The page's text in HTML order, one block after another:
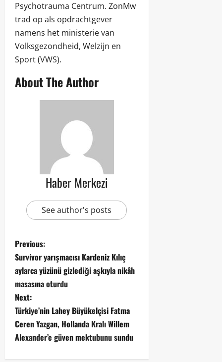
Psychotrauma Centrum. ZonMw
trad op als opdrachtgever
namens het ministerie van
Volksgezondheid, Welzijn en
Sport (VWS).
About The Author
Haber Merkezi
See author's posts
Previous:
Survivor yarışmacısı Kardeniz Kılıç
aylarca yüzünü gizlediği aşkıyla nikâh
masasına oturdu
Next:
Türkiye’nin Lahey Büyükelçisi Fatma
Ceren Yazgan, Hollanda Kralı Willem
Alexander’e güven mektubunu sundu